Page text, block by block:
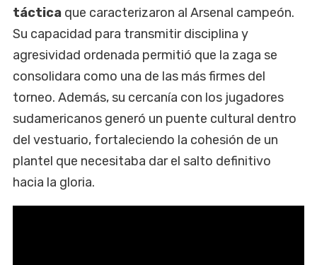
táctica que caracterizaron al Arsenal campeón.
Su capacidad para transmitir disciplina y
agresividad ordenada permitió que la zaga se
consolidara como una de las más firmes del
torneo. Además, su cercanía con los jugadores
sudamericanos generó un puente cultural dentro
del vestuario, fortaleciendo la cohesión de un
plantel que necesitaba dar el salto definitivo
hacia la gloria.